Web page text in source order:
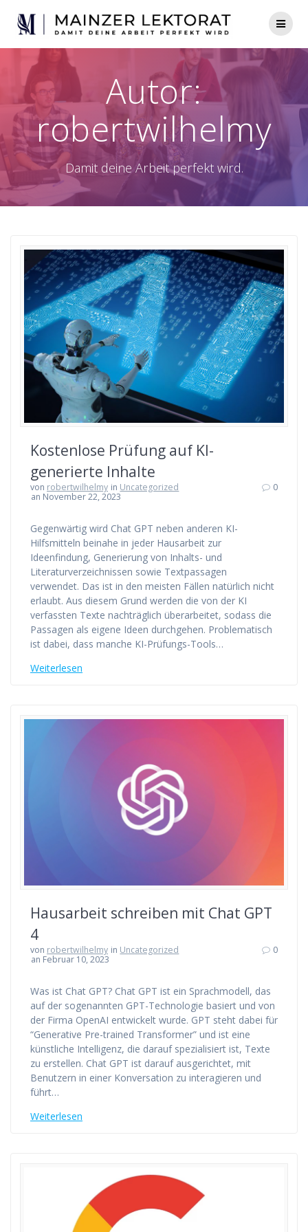
Inhalt
springen
Autor:
robertwilhelmy
Damit deine Arbeit perfekt wird.
Kostenlose Prüfung auf KI-
generierte Inhalte
von robertwilhelmy in Uncategorized
an November 22, 2023
0
Gegenwärtig wird Chat GPT neben anderen KI-
Hilfsmitteln beinahe in jeder Hausarbeit zur
Ideenfindung, Generierung von Inhalts- und
Literaturverzeichnissen sowie Textpassagen
verwendet. Das ist in den meisten Fällen natürlich nicht
erlaubt. Aus diesem Grund werden die von der KI
verfassten Texte nachträglich überarbeitet, sodass die
Passagen als eigene Ideen durchgehen. Problematisch
ist dabei, dass manche KI-Prüfungs-Tools…
Weiterlesen
Hausarbeit schreiben mit Chat GPT
4
von robertwilhelmy in Uncategorized
an Februar 10, 2023
0
Was ist Chat GPT? Chat GPT ist ein Sprachmodell, das
auf der sogenannten GPT-Technologie basiert und von
der Firma OpenAI entwickelt wurde. GPT steht dabei für
“Generative Pre-trained Transformer” und ist eine
künstliche Intelligenz, die darauf spezialisiert ist, Texte
zu erstellen. Chat GPT ist darauf ausgerichtet, mit
Benutzern in einer Konversation zu interagieren und
führt…
Weiterlesen